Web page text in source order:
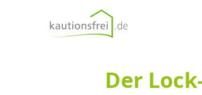
kautionsfrei.de
Der